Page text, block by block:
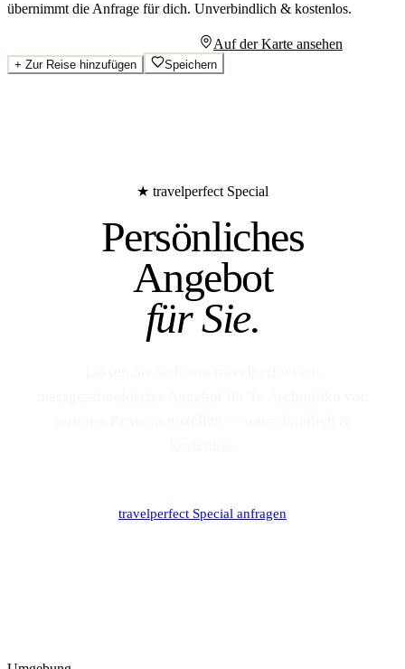
übernimmt die Anfrage für dich. Unverbindlich & kostenlos.
Auf der Karte ansehen
+ Zur Reise hinzufügen Speichern
★ travelperfect Special
Persönliches
Angebot
für Sie.
travelperfect Special anfragen